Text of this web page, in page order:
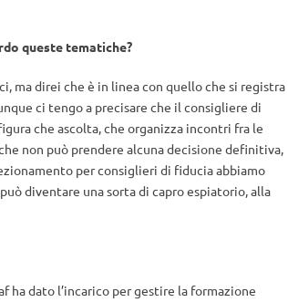
queste tematiche?
ma direi che è in linea con quello che si registra
ci tengo a precisare che il consigliere di
che ascolta, che organizza incontri fra le
non può prendere alcuna decisione definitiva,
per consiglieri di fiducia abbiamo
diventare una sorta di capro espiatorio, alla
ha dato l’incarico per gestire la formazione